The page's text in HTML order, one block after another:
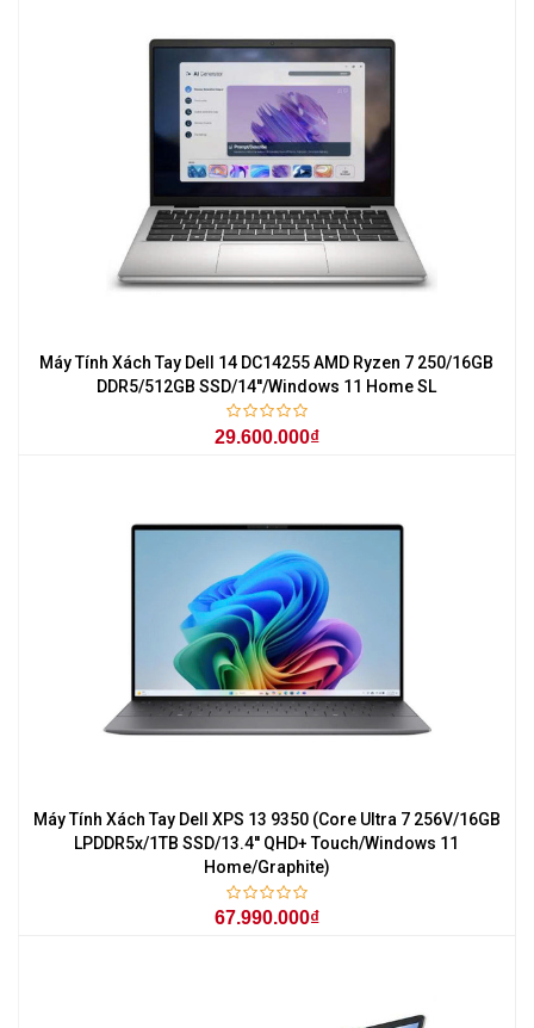
Máy Tính Xách Tay Dell 14 DC14255 AMD Ryzen 7 250/16GB
DDR5/512GB SSD/14''/Windows 11 Home SL
29.600.000₫
Máy Tính Xách Tay Dell XPS 13 9350 (Core Ultra 7 256V/16GB
LPDDR5x/1TB SSD/13.4'' QHD+ Touch/Windows 11
Home/Graphite)
67.990.000₫